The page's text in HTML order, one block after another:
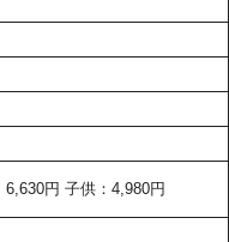
円 子供：4,980円